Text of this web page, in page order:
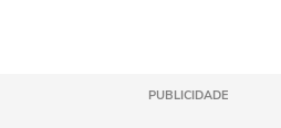
PUBLICIDADE